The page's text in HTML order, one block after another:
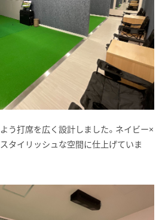
う打席を広く設計しました。ネイビー×
タイリッシュな空間に仕上げていま